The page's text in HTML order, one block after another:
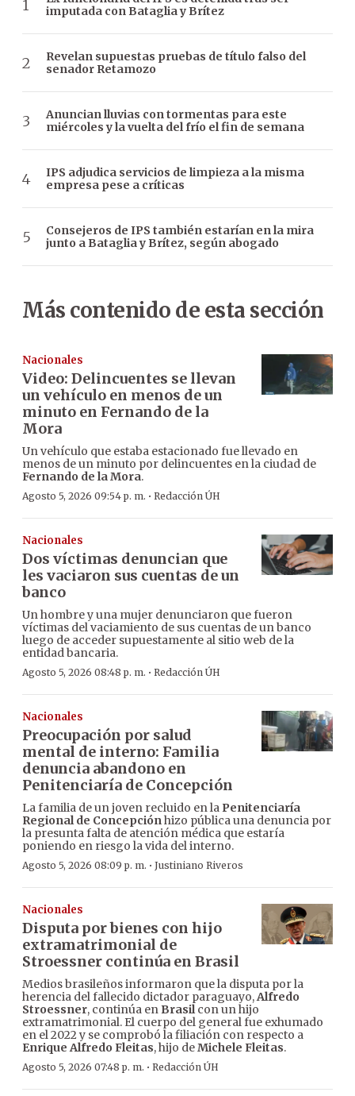
imputada con Bataglia y Brítez
Revelan supuestas pruebas de título falso del
senador Retamozo
Anuncian lluvias con tormentas para este
miércoles y la vuelta del frío el fin de semana
IPS adjudica servicios de limpieza a la misma
empresa pese a críticas
Consejeros de IPS también estarían en la mira
junto a Bataglia y Brítez, según abogado
Más contenido de esta sección
Nacionales
Video: Delincuentes se llevan
un vehículo en menos de un
minuto en Fernando de la
Mora
Un vehículo que estaba estacionado fue llevado en
menos de un minuto por delincuentes en la ciudad de
Fernando de la Mora.
Agosto 5, 2026 09:54 p. m. · Redacción ÚH
Nacionales
Dos víctimas denuncian que
les vaciaron sus cuentas de un
banco
Un hombre y una mujer denunciaron que fueron
víctimas del vaciamiento de sus cuentas de un banco
luego de acceder supuestamente al sitio web de la
entidad bancaria.
Agosto 5, 2026 08:48 p. m. · Redacción ÚH
Nacionales
Preocupación por salud
mental de interno: Familia
denuncia abandono en
Penitenciaría de Concepción
La familia de un joven recluido en la Penitenciaría
Regional de Concepciónhizo pública una denuncia por
la presunta falta de atención médica que estaría
poniendo en riesgo la vida del interno.
Agosto 5, 2026 08:09 p. m. · Justiniano Riveros
Nacionales
Disputa por bienes con hijo
extramatrimonial de
Stroessner continúa en Brasil
Medios brasileños informaron que la disputa por la
herencia del fallecido dictador paraguayo,Alfredo
Stroessner, continúa en Brasilcon un hijo
extramatrimonial. El cuerpo del general fue exhumado
en el 2022 y se comprobó la filiación con respecto a
Enrique Alfredo Fleitas, hijo deMichele Fleitas.
Agosto 5, 2026 07:48 p. m. · Redacción ÚH